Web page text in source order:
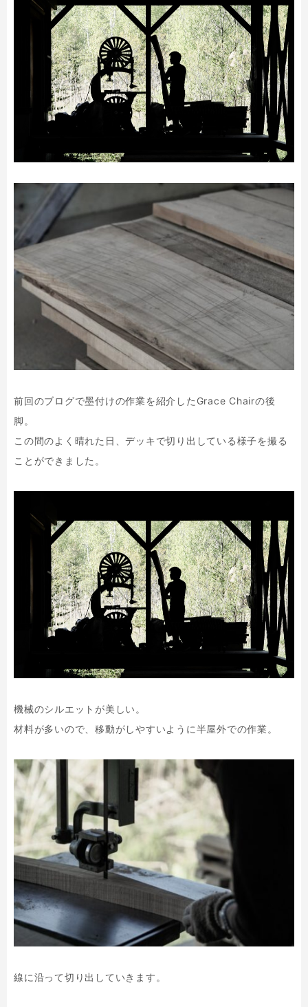
前回のブログで墨付けの作業を紹介したGrace Chairの後
脚。
この間のよく晴れた日、デッキで切り出している様子を撮る
ことができました。
機械のシルエットが美しい。
材料が多いので、移動がしやすいように半屋外での作業。
線に沿って切り出していきます。